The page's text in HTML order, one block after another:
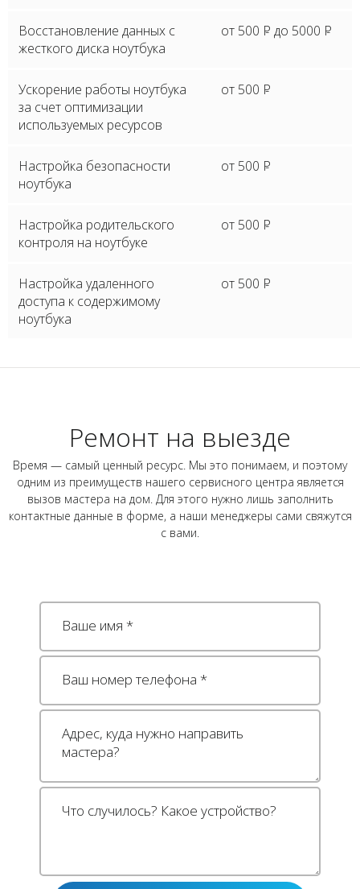
Восстановление данных с
жесткого диска ноутбука
от 500 P до 5000 P
Ускорение работы ноутбука
за счет оптимизации
используемых ресурсов
от 500 P
Настройка безопасности
ноутбука
от 500 P
Настройка родительского
контроля на ноутбуке
от 500 P
Настройка удаленного
доступа к содержимому
ноутбука
от 500 P
Ремонт на выезде
Время — самый ценный ресурс. Мы это понимаем, и поэтому
одним из преимуществ нашего сервисного центра является
вызов мастера на дом. Для этого нужно лишь заполнить
контактные данные в форме, а наши менеджеры сами свяжутся
с вами.